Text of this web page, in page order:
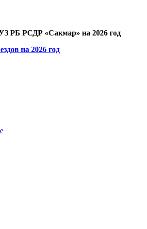
РБ РСДР «Сакмар» на 2026 год
на 2026 год